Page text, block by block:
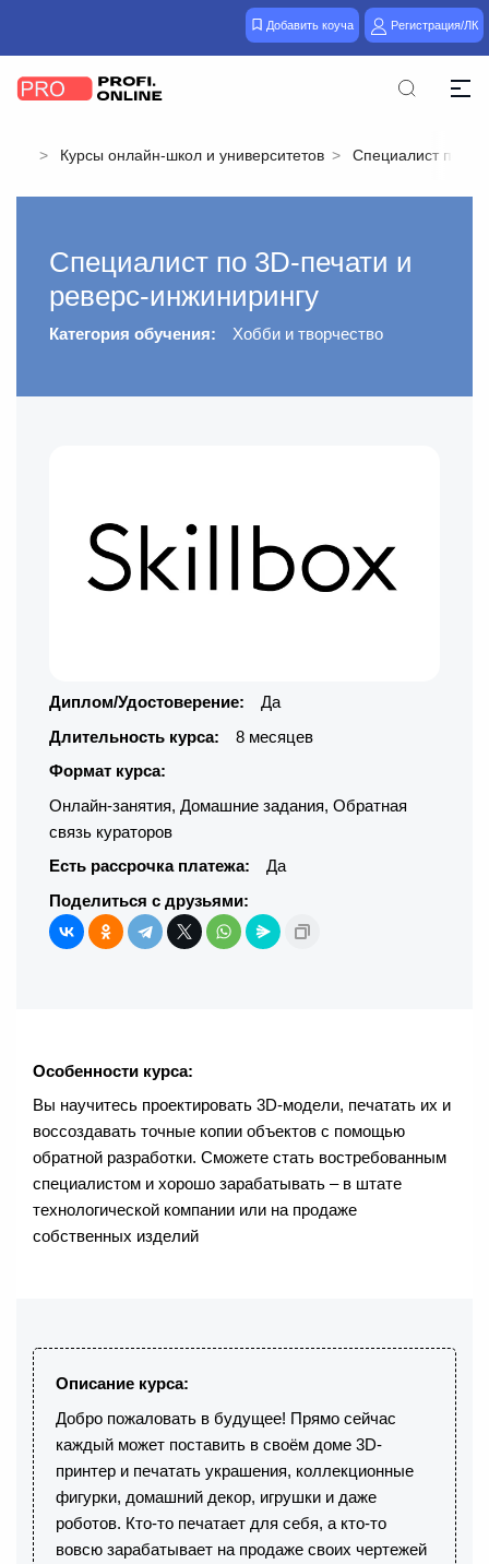
Добавить коуча Регистрация/ЛК
Курсы онлайн-школ и университетов Специалист по
Специалист по 3D-печати и
реверс-инжинирингу
Категория обучения: Хобби и творчество
Диплом/Удостоверение:
Да
Длительность курса:
8 месяцев
Формат курса:
Онлайн-занятия, Домашние задания, Обратная
связь кураторов
Есть рассрочка платежа:
Да
Поделиться с друзьями:
Особенности курса:
Вы научитесь проектировать 3D-модели, печатать их и
воссоздавать точные копии объектов с помощью
обратной разработки. Сможете стать востребованным
специалистом и хорошо зарабатывать – в штате
технологической компании или на продаже
собственных изделий
Описание курса:
Добро пожаловать в будущее! Прямо сейчас
каждый может поставить в своём доме 3D-
принтер и печатать украшения, коллекционные
фигурки, домашний декор, игрушки и даже
роботов. Кто-то печатает для себя, а кто-то
вовсю зарабатывает на продаже своих чертежей